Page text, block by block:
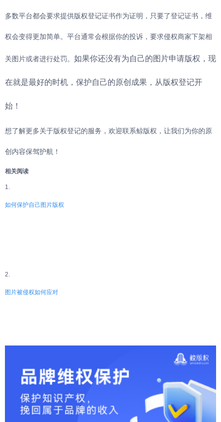
多数平台都会要求提供版权登记证书作为证明，只要了登记证书，维
权会变得更加简单。平台通常会根据你的投诉，要求侵权商家下架相
关图片或者进行处罚。 如果你还没有为自己的图片申请版权，现
在就是最好的时机，保护自己的原创成果，从版权登记开
始！
想了解更多关于版权登记的服务，欢迎联系鲸版权，让我们为你的原
创内容保驾护航！
相关阅读
1.
如何保护自己图片版权
2.
图片被侵权如何应对